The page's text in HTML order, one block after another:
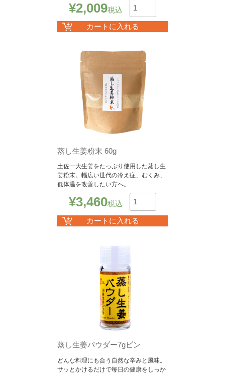
¥2,009税込
数
カートに入れる
蒸し生姜粉末 60g
土佐一大生姜をたっぷり使用した蒸し生
姜粉末。幅広い世代の冷え症、むくみ、
低体温を改善したい方へ。
¥3,460税込
数
カートに入れる
蒸し生姜パウダー7gビン
どんな料理にも合う自然な辛みと風味。
サッとかけるだけで毎日の健康をしっか